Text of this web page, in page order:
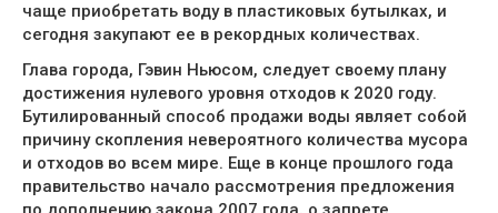
чаще приобретать воду в пластиковых бутылках, и
сегодня закупают ее в рекордных количествах.
Глава города, Гэвин Ньюсом, следует своему плану
достижения нулевого уровня отходов к 2020 году.
Бутилированный способ продажи воды являет собой
причину скопления невероятного количества мусора
и отходов во всем мире. Еще в конце прошлого года
правительство начало рассмотрения предложения